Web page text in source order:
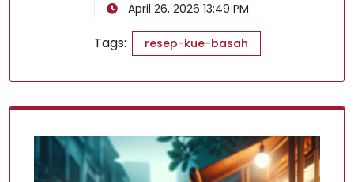
April 26, 2026 13:49 PM
Tags: resep-kue-basah